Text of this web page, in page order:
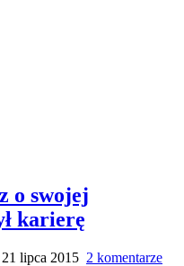
o swojej
karierę
21 lipca 2015 2 komentarzedo